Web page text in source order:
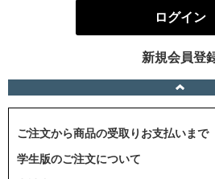
ログイン
新規会員登
ご注文から商品の受取りお支払いまで
学生版のご注文について